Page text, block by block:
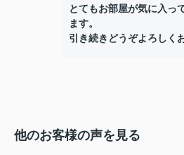
とてもお部屋が気に入っ
ます。
引き続きどうぞよろしく
他のお客様の声を見る